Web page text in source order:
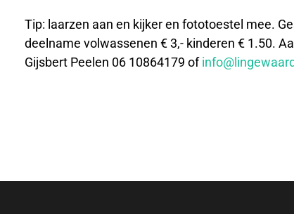
Tip: laarzen aan en kijker en fototoestel mee.
deelname volwassenen € 3,- kinderen € 1.50.
Gijsbert Peelen 06 10864179 of